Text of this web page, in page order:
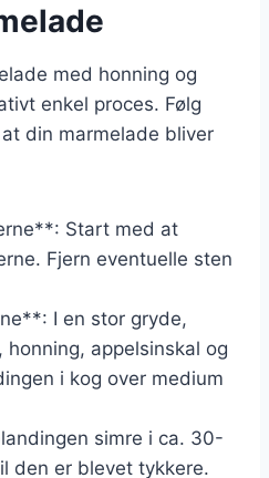
med honning og
enkel proces. Følg
din marmelade bliver
Start med at
Fjern eventuelle sten
I en stor gryde,
appelsinskal og
i kog over medium
simre i ca. 30-
den er blevet tykkere.